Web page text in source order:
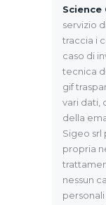
Science
servizio
traccia i
caso di
tecnica
gif
vari dati,
della
Sigeo srl
propria
nessun